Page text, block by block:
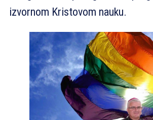
izvornom Kristovom nauku.